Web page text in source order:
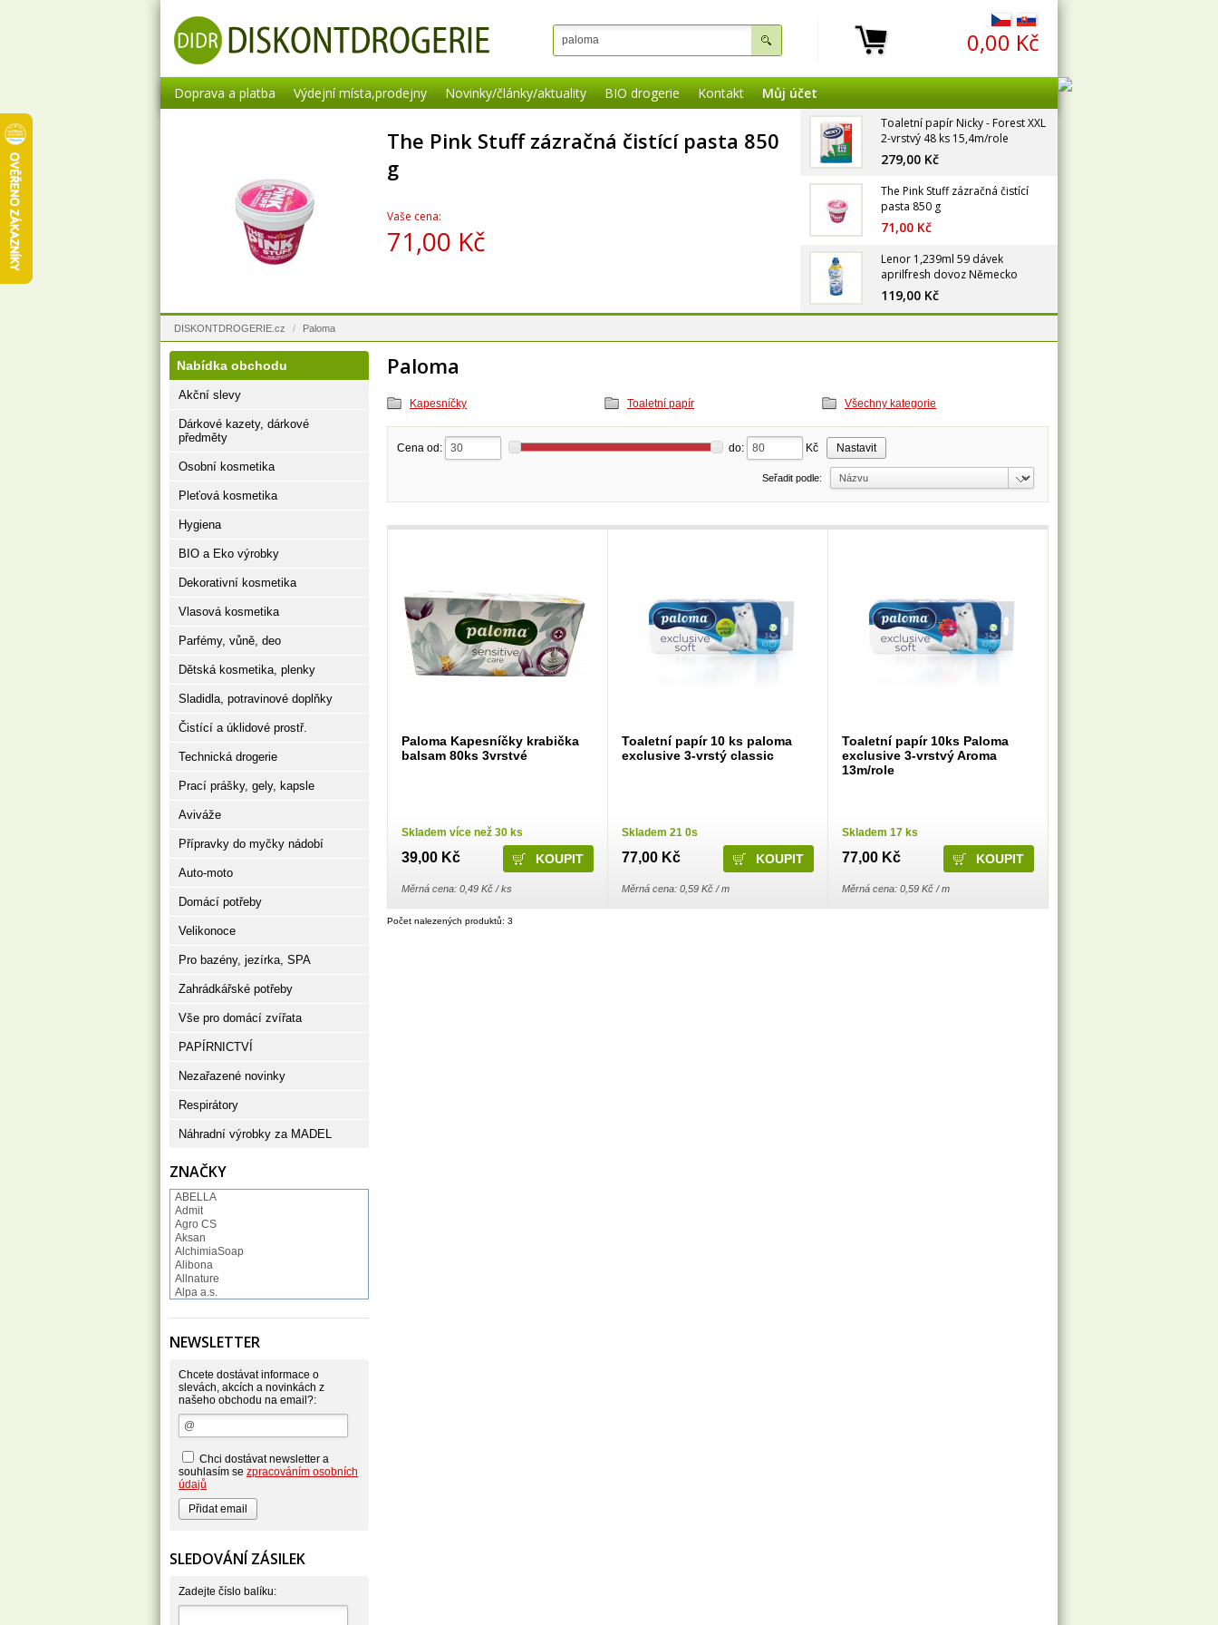
0,00 Kč
Doprava a platba Výdejní místa,prodejny Novinky/články/aktuality BIO drogerie Kontakt Můj účet
The Pink Stuff zázračná čistící pasta 850
g
Vaše cena:
71,00 Kč
Toaletní papír Nicky - Forest XXL
2-vrstvý 48 ks 15,4m/role
279,00 Kč
The Pink Stuff zázračná čistící
pasta 850 g
71,00 Kč
Lenor 1,239ml 59 dávek
aprilfresh dovoz Německo
119,00 Kč
DISKONTDROGERIE.cz / Paloma
Paloma
Kapesníčky Toaletní papír Všechny kategorie
Cena od: do: Kč
Seřadit podle:
Paloma Kapesníčky krabička
balsam 80ks 3vrstvé
Skladem více než 30 ks
39,00 Kč
Měrná cena: 0,49 Kč / ks
Toaletní papír 10 ks paloma
exclusive 3-vrstý classic
Skladem 21 0s
77,00 Kč
Měrná cena: 0,59 Kč / m
Toaletní papír 10ks Paloma
exclusive 3-vrstvý Aroma
13m/role
Skladem 17 ks
77,00 Kč
Měrná cena: 0,59 Kč / m
Počet nalezených produktů: 3
Nabídka obchodu
Akční slevy
Dárkové kazety, dárkové
předměty
Osobní kosmetika
Pleťová kosmetika
Hygiena
BIO a Eko výrobky
Dekorativní kosmetika
Vlasová kosmetika
Parfémy, vůně, deo
Dětská kosmetika, plenky
Sladidla, potravinové doplňky
Čistící a úklidové prostř.
Technická drogerie
Prací prášky, gely, kapsle
Aviváže
Přípravky do myčky nádobí
Auto-moto
Domácí potřeby
Velikonoce
Pro bazény, jezírka, SPA
Zahrádkářské potřeby
Vše pro domácí zvířata
PAPÍRNICTVÍ
Nezařazené novinky
Respirátory
Náhradní výrobky za MADEL
ZNAČKY
ABELLA
Admit
Agro CS
Aksan
AlchimiaSoap
Alibona
Allnature
Alpa a.s.
Alufix
Astonish
Atlantic
AutoMax Group
Axcentive
BaL
Bateria
Beauty Lille
Beiersdorf - Nivea
Bella
Benkor
BERGEN S. R. L.
Bettina Barty
Bio-repel
Bioclean
Biolit
BIOM s.r.o.
NEWSLETTER
Chcete dostávat informace o
slevách, akcích a novinkách z
našeho obchodu na email?:
Chci dostávat newsletter a
souhlasím se zpracováním osobních
údajů
SLEDOVÁNÍ ZÁSILEK
Zadejte číslo balíku: